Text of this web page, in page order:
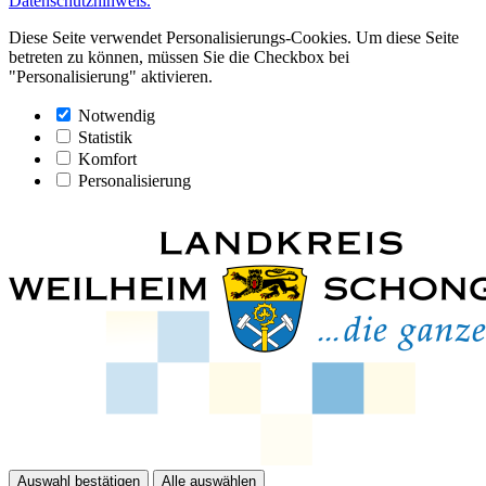
Diese Seite verwendet Personalisierungs-Cookies. Um diese Seite
betreten zu können, müssen Sie die Checkbox bei
"Personalisierung" aktivieren.
Notwendig
Statistik
Komfort
Personalisierung
Auswahl bestätigen Alle auswählen